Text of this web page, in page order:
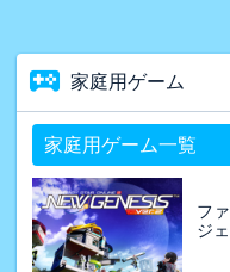
家庭用ゲーム
家庭用ゲーム一覧
フ
ジ